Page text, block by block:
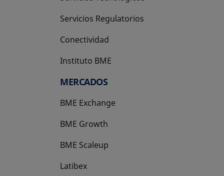
Servicios Regulatorios
Conectividad
Instituto BME
se abre en una pestaña nueva
MERCADOS
BME Exchange
BME Growth
se abre en una pestaña nueva
BME Scaleup
se abre en una pestaña nueva
Latibex
se abre en una pestaña nueva